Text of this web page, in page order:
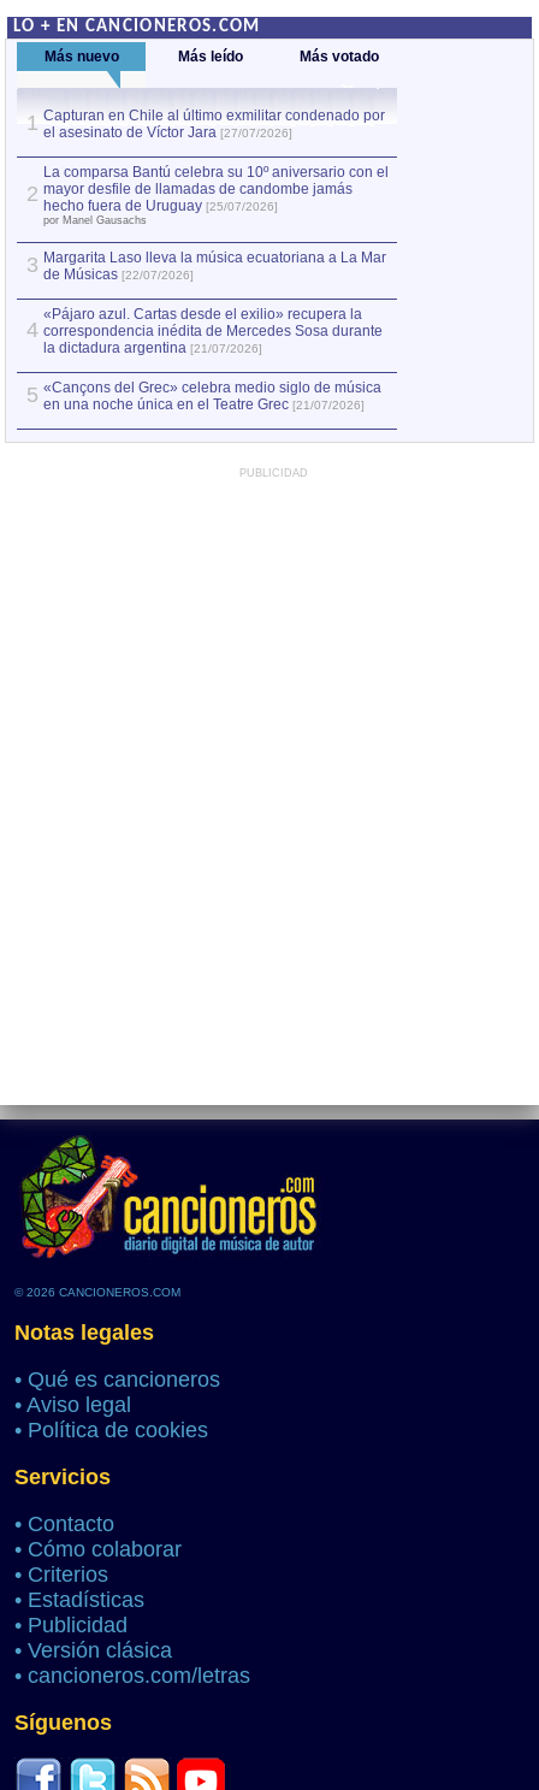
LO + EN CANCIONEROS.COM
Más nuevo Más leído Más votado
1 Capturan en Chile al último exmilitar condenado por
el asesinato de Víctor Jara [27/07/2026]
2
La comparsa Bantú celebra su 10º aniversario con el
mayor desfile de llamadas de candombe jamás
hecho fuera de Uruguay [25/07/2026]
por Manel Gausachs
3 Margarita Laso lleva la música ecuatoriana a La Mar
de Músicas [22/07/2026]
4
«Pájaro azul. Cartas desde el exilio» recupera la
correspondencia inédita de Mercedes Sosa durante
la dictadura argentina [21/07/2026]
5 «Cançons del Grec» celebra medio siglo de música
en una noche única en el Teatre Grec [21/07/2026]
PUBLICIDAD
© 2026 CANCIONEROS.COM
Notas legales
• Qué es cancioneros
• Aviso legal
• Política de cookies
Servicios
• Contacto
• Cómo colaborar
• Criterios
• Estadísticas
• Publicidad
• Versión clásica
• cancioneros.com/letras
Síguenos